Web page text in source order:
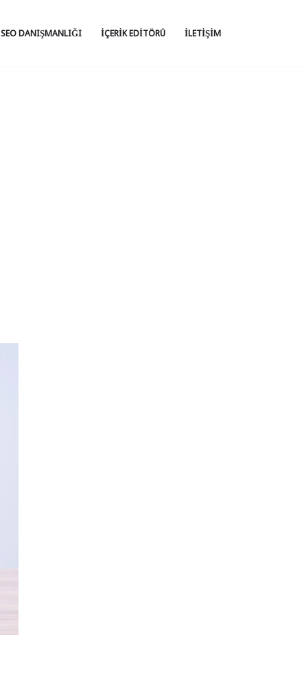
SEO DANIŞMANLIĞI İÇERIK EDITÖRÜ İLETIŞIM